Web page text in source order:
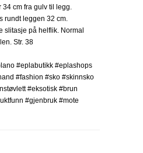
34 cm fra gulv til legg.
rundt leggen 32 cm.
slitasje på helflik. Normal
Str. 38
#eplabutikk #eplashops
#fashion #sko #skinnsko
#eksotisk #brun
#gjenbruk #mote